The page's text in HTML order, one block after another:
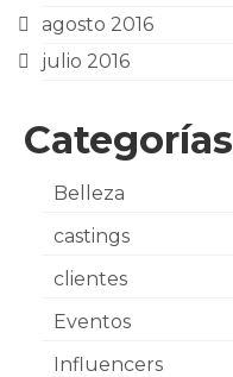
agosto 2016
julio 2016
Categorías
Belleza
castings
clientes
Eventos
Influencers